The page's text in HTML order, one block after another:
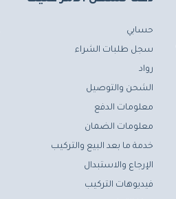
حسابي
سجل طلبات الشراء
رواد
الشحن والتوصيل
معلومات الدفع
معلومات الضمان
خدمة ما بعد البيع والتركيب
الإرجاع والاستبدال
فيديوهات التركيب